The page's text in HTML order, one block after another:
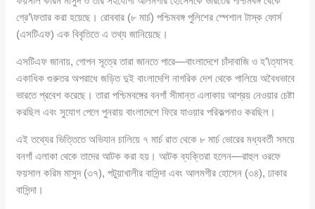
গ্রে’\ফতার করা হয়েছে। রোববার (৮ মার্চ) পশ্চিমবঙ্গ পুলিশের স্পেশাল টাস্ক ফোর্স
(এসটিএফ) এক বিবৃতিতে এ তথ্য জানিয়েছে।
এসটিএফ জানায়, গোপন সূত্রে তারা জানতে পারে—বাংলাদেশে চাঁদাবাজি ও হ’\ত্যাসহ
একাধিক গুরুতর অপরাধে জড়িত দুই বাংলাদেশি নাগরিক দেশ থেকে পালিয়ে অবৈধভাবে
ভারতে প্রবেশ করেছে। তারা পশ্চিমবঙ্গের বনগাঁ সীমান্ত এলাকায় আশ্রয় নেওয়ার চেষ্টা
করছিল এবং সুযোগ পেলে পুনরায় বাংলাদেশে ফিরে যাওয়ার পরিকল্পনাও করছিল।
এই তথ্যের ভিত্তিতে অভিযান চালিয়ে ৭ মার্চ রাত থেকে ৮ মার্চ ভোরের মধ্যবর্তী সময়ে
বনগাঁ এলাকা থেকে তাদের আটক করা হয়। আটক ব্যক্তিরা হলেন—রাহুল ওরফে
ফয়সাল করিম মাসুদ (৩৭), পটুয়াখালীর বাসিন্দা এবং আলমগীর হোসেন (৩৪), ঢাকার
বাসিন্দা।